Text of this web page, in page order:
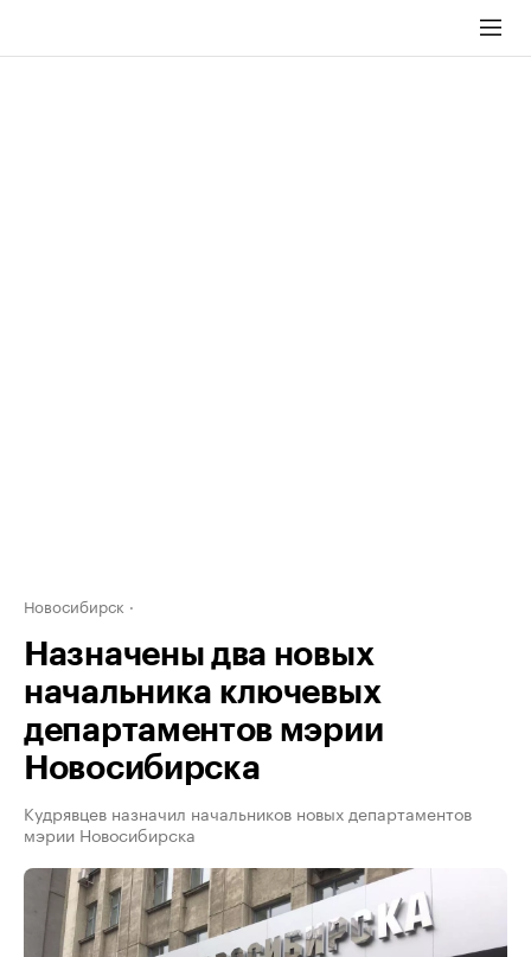
Новосибирск
Назначены два новых
начальника ключевых
департаментов мэрии
Новосибирска
Кудрявцев назначил начальников новых департаментов
мэрии Новосибирска